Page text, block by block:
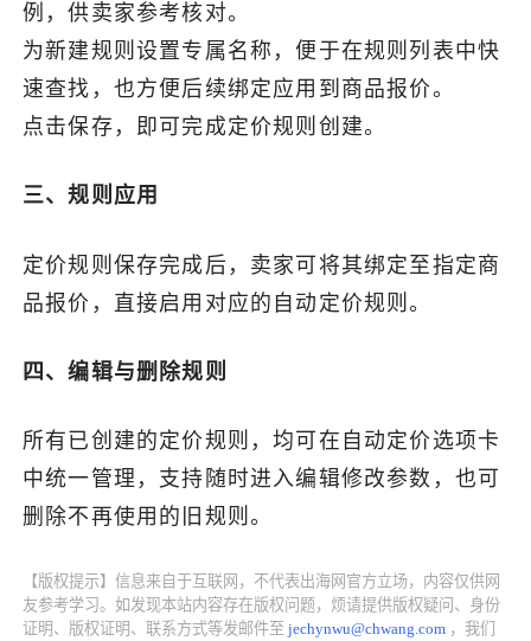
例，供卖家参考核对。
为新建规则设置专属名称，便于在规则列表中快
速查找，也方便后续绑定应用到商品报价。
点击保存，即可完成定价规则创建。
三、规则应用
定价规则保存完成后，卖家可将其绑定至指定商
品报价，直接启用对应的自动定价规则。
四、编辑与删除规则
所有已创建的定价规则，均可在自动定价选项卡
中统一管理，支持随时进入编辑修改参数，也可
删除不再使用的旧规则。
【版权提示】信息来自于互联网，不代表出海网官方立场，内容仅供网
友参考学习。如发现本站内容存在版权问题，烦请提供版权疑问、身份
证明、版权证明、联系方式等发邮件至jechynwu@chwang.com ，我们